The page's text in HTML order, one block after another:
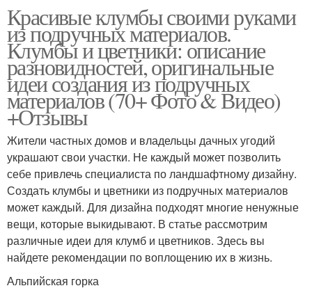
Красивые клумбы своими руками
из подручных материалов.
Клумбы и цветники: описание
разновидностей, оригинальные
идеи создания из подручных
материалов (70+ Фото & Видео)
+Отзывы
Жители частных домов и владельцы дачных угодий
украшают свои участки. Не каждый может позволить
себе привлечь специалиста по ландшафтному дизайну.
Создать клумбы и цветники из подручных материалов
может каждый. Для дизайна подходят многие ненужные
вещи, которые выкидывают. В статье рассмотрим
различные идеи для клумб и цветников. Здесь вы
найдете рекомендации по воплощению их в жизнь.
Альпийская горка